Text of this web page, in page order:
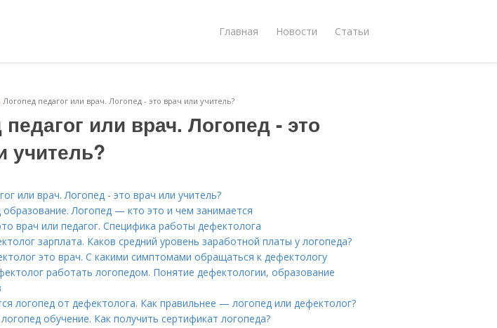
Главная Новости Статьи
Логопед педагог или врач. Логопед - это врач или учитель?
или врач. Логопед - это
учитель?
или врач. Логопед - это врач или учитель?
образование. Логопед — кто это и чем занимается
врач или педагог. Специфика работы дефектолога
зарплата. Каков средний уровень заработной платы у логопеда?
это врач. С какими симптомами обращаться к дефектологу
работать логопедом. Понятие дефектологии, образование
логопед от дефектолога. Как правильнее — логопед или дефектолог?
обучение. Как получить сертификат логопеда?